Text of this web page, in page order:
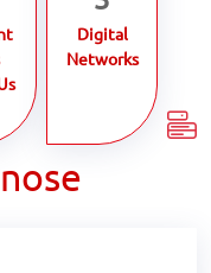
Digital
Networks